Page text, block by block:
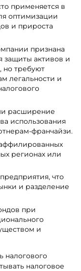
применяется в
оптимизации
и прироста
признана
защиты активов и
но требуют
легальности и
расширение
использования
франчайзи.
регионах или
что
и разделение
при
и
налогового
налоговое